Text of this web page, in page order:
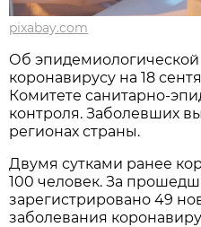
pixabay.com
Об
коронавирусу на 18
Комитете санитарно-
контроля. Заболевших
регионах страны.
Двумя сутками ранее
100 человек. За
зарегистрировано 49
заболевания